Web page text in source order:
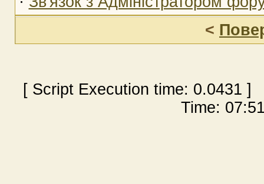
<
[ Script Execution time: 0.0431 ]
Time: